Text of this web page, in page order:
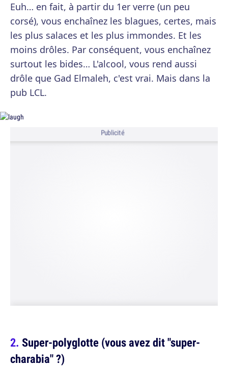
Euh… en fait, à partir du 1er verre (un peu
corsé), vous enchaînez les blagues, certes, mais
les plus salaces et les plus immondes. Et les
moins drôles. Par conséquent, vous enchaînez
surtout les bides… L'alcool, vous rend aussi
drôle que Gad Elmaleh, c'est vrai. Mais dans la
pub LCL.
Publicité
Super-polyglotte (vous avez dit "super-
charabia" ?)